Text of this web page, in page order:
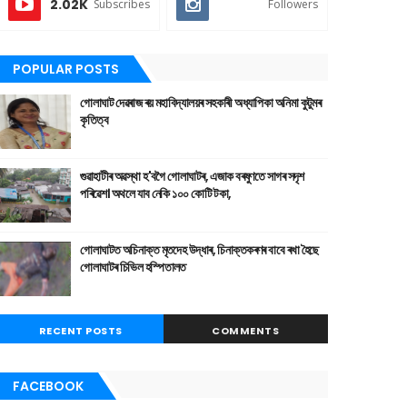
2.02K Subscribes Followers
POPULAR POSTS
গোলাঘাট দেৱৰাজ ৰয় মহাবিদ্যালয়ৰ সহকাৰী অধ্যাপিকা অনিমা কুটুমৰ
কৃতিত্ব
গুৱাহাটীৰ অৱস্থা হ'বগৈ গোলাঘাটৰ, এজাক বৰষুণতে সাগৰ সদৃশ
পৰিৱেশ। অথলে যাব নেকি ১০০ কোটি টকা,
গোলাঘাটত অচিনাক্ত মৃতদেহ উদ্ধাৰ, চিনাক্তকৰণৰ বাবে ৰখা হৈছে
গোলাঘাটৰ চিভিল হস্পিতালত
RECENT POSTS COMMENTS
FACEBOOK